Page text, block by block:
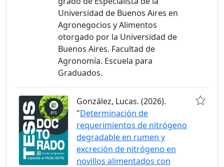
Universidad de Buenos Aires en
Agronegocios y Alimentos
otorgado por la Universidad de
Buenos Aires. Facultad de
Agronomía. Escuela para
Graduados.
González, Lucas. (2026).
"Determinación de
requerimientos de nitrógeno
degradable en rumen y
excreción de nitrógeno en
novillos alimentados con